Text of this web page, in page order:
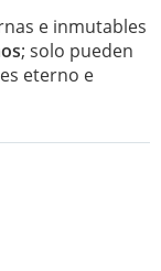
e inmutables
; solo pueden
eterno e